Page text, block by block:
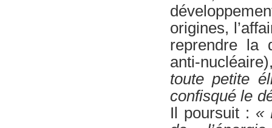
origines,
reprendre la
anti-
toute petite
confisqué le
Il poursuit : «